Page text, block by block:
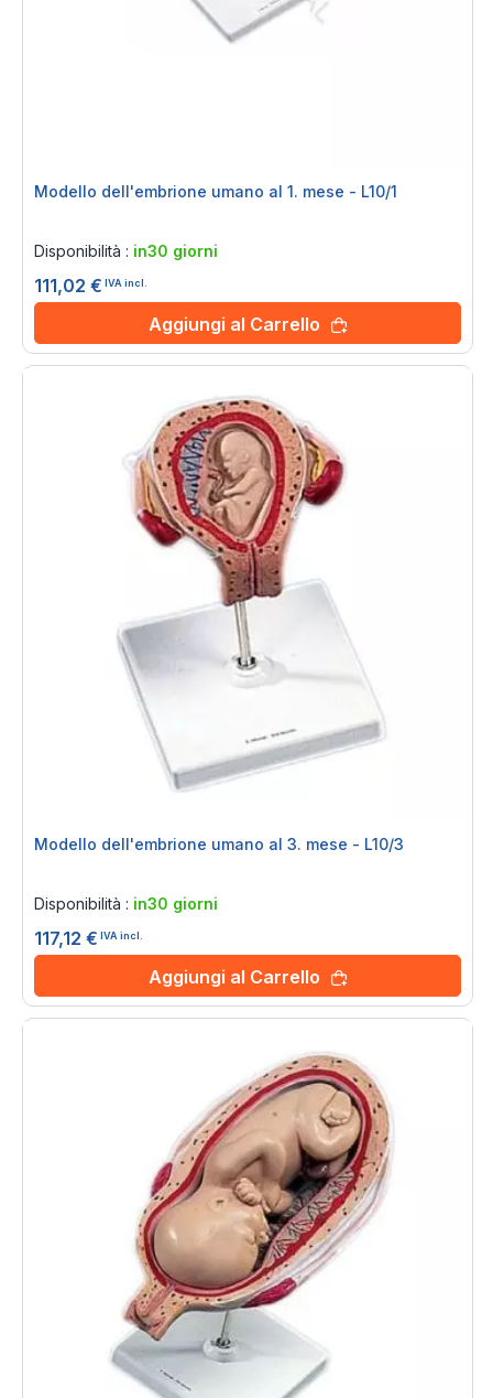
Modello dell'embrione umano al 1. mese - L10/1
Disponibilità : in30 giorni
111,02 € IVA incl.
Aggiungi al Carrello
Modello dell'embrione umano al 3. mese - L10/3
Disponibilità : in30 giorni
117,12 € IVA incl.
Aggiungi al Carrello